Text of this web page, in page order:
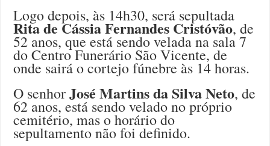
Logo depois, às 14h30, será sepultada
Rita de Cássia Fernandes Cristóvão, de
52 anos, que está sendo velada na sala 7
do Centro Funerário São Vicente, de
onde sairá o cortejo fúnebre às 14 horas.
O senhorJosé Martins da Silva Neto, de
62 anos, está sendo velado no próprio
cemitério, mas o horário do
sepultamento não foi definido.